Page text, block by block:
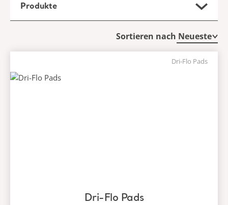
Produkte
Sortieren nach
Dri-Flo Pads
Dri-Flo Pads